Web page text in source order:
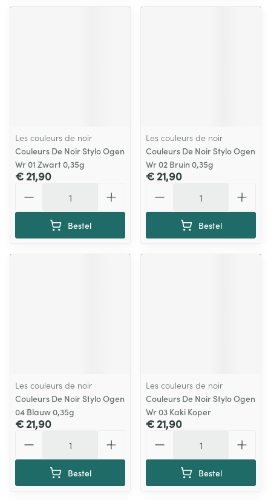
Les couleurs de noir
Couleurs De Noir Stylo Ogen
Wr 01 Zwart 0,35g
€ 21,90
Bestel
Les couleurs de noir
Couleurs De Noir Stylo Ogen
Wr 02 Bruin 0,35g
€ 21,90
Bestel
Les couleurs de noir
Couleurs De Noir Stylo Ogen
04 Blauw 0,35g
€ 21,90
Bestel
Les couleurs de noir
Couleurs De Noir Stylo Ogen
Wr 03 Kaki Koper
€ 21,90
Bestel